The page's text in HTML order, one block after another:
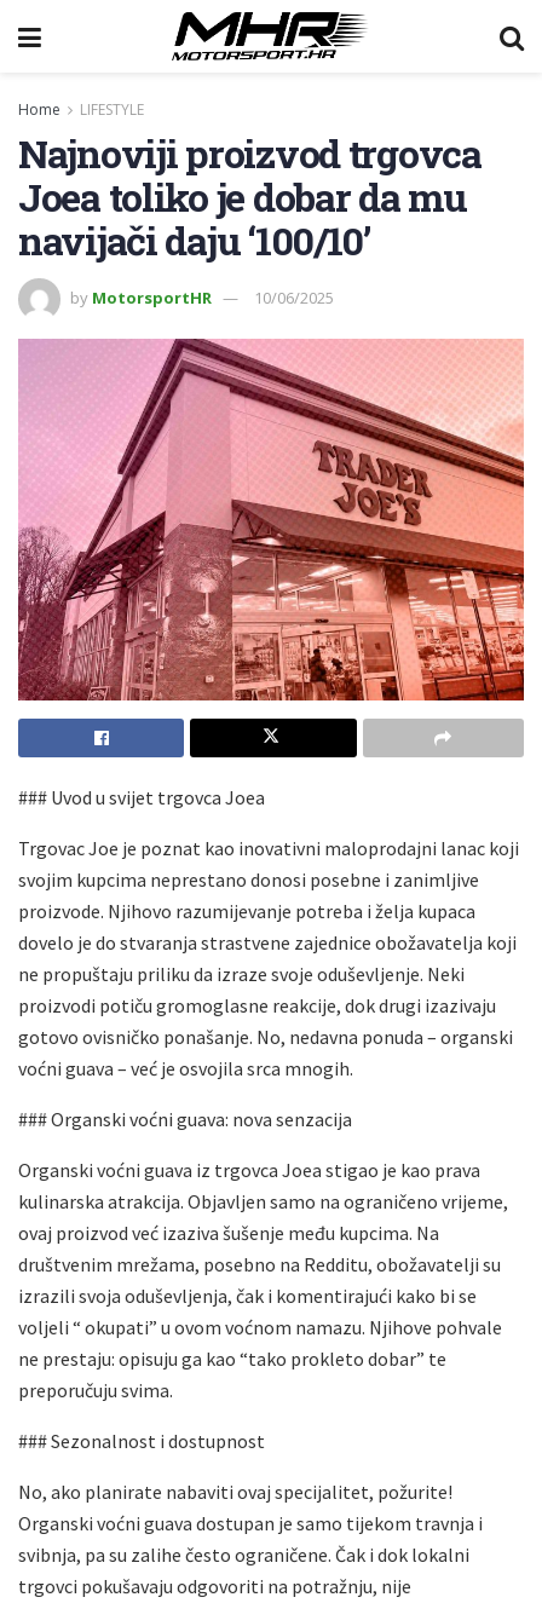
Home LIFESTYLE
Najnoviji proizvod trgovca
Joea toliko je dobar da mu
navijači daju ‘100/10’
by MotorsportHR 10/06/2025
### Uvod u svijet trgovca Joea
Trgovac Joe je poznat kao inovativni maloprodajni lanac koji
svojim kupcima neprestano donosi posebne i zanimljive
proizvode. Njihovo razumijevanje potreba i želja kupaca
dovelo je do stvaranja strastvene zajednice obožavatelja koji
ne propuštaju priliku da izraze svoje oduševljenje. Neki
proizvodi potiču gromoglasne reakcije, dok drugi izazivaju
gotovo ovisničko ponašanje. No, nedavna ponuda – organski
voćni guava – već je osvojila srca mnogih.
### Organski voćni guava: nova senzacija
Organski voćni guava iz trgovca Joea stigao je kao prava
kulinarska atrakcija. Objavljen samo na ograničeno vrijeme,
ovaj proizvod već izaziva šušenje među kupcima. Na
društvenim mrežama, posebno na Redditu, obožavatelji su
izrazili svoja oduševljenja, čak i komentirajući kako bi se
voljeli “ okupati” u ovom voćnom namazu. Njihove pohvale
ne prestaju: opisuju ga kao “tako prokleto dobar” te
preporučuju svima.
### Sezonalnost i dostupnost
No, ako planirate nabaviti ovaj specijalitet, požurite!
Organski voćni guava dostupan je samo tijekom travnja i
svibnja, pa su zalihe često ograničene. Čak i dok lokalni
trgovci pokušavaju odgovoriti na potražnju, nije